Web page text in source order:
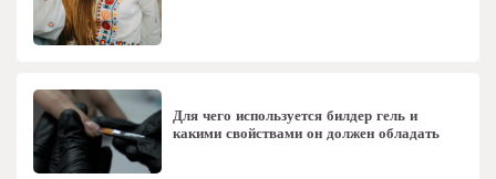
Для чего используется билдер гель и
какими свойствами он должен обладать